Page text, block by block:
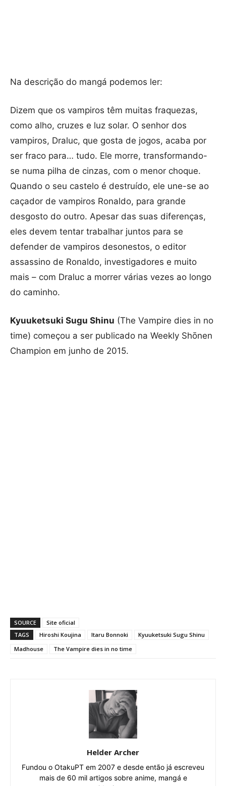
Na descrição do mangá podemos ler:
Dizem que os vampiros têm muitas fraquezas,
como alho, cruzes e luz solar. O senhor dos
vampiros, Draluc, que gosta de jogos, acaba por
ser fraco para… tudo. Ele morre, transformando-
se numa pilha de cinzas, com o menor choque.
Quando o seu castelo é destruído, ele une-se ao
caçador de vampiros Ronaldo, para grande
desgosto do outro. Apesar das suas diferenças,
eles devem tentar trabalhar juntos para se
defender de vampiros desonestos, o editor
assassino de Ronaldo, investigadores e muito
mais – com Draluc a morrer várias vezes ao longo
do caminho.
Kyuuketsuki Sugu Shinu (The Vampire dies in no
time) começou a ser publicado na Weekly Shōnen
Champion em junho de 2015.
SOURCE
Site oficial
TAGS
Hiroshi Koujina Itaru Bonnoki
Kyuuketsuki Sugu Shinu
Madhouse
The Vampire dies in no time
Helder Archer
Fundou o OtakuPT em 2007 e desde então já escreveu
mais de 60 mil artigos sobre anime, mangá e